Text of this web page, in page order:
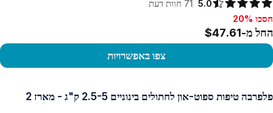
5.0
71 חוות דעת
חסכו 20%, החל מ-$47.61
חסכו 20%
החל מ-$47.61
צפו באפשרויות
פלפרבה טיפות ספוט-און לחתולים בינוניים 2.5-5 ק"ג - מארז 2